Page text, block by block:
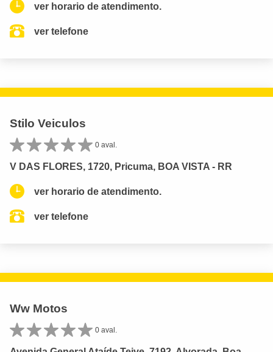
ver horario de atendimento.
ver telefone
Stilo Veiculos
0 aval.
V DAS FLORES, 1720, Pricuma, BOA VISTA - RR
ver horario de atendimento.
ver telefone
Ww Motos
0 aval.